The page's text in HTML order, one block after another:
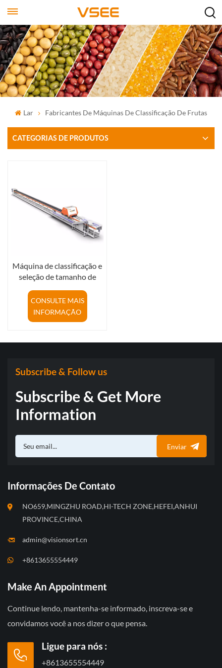
Lar Fabricantes De Máquinas De Classificação De Frutas
CATEGORIAS DE PRODUTOS
Máquina de classificação e
seleção de tamanho de
inteligentes, de alta
precisão, para a indústria
de classificação de frutas.
CONSULTE MAIS
INFORMAÇÃO
Subscribe & Follow us
Subscribe & Get More
Information
Enviar
Informações De Contato
NO659,MINGZHU ROAD,HI-TECH ZONE,HEFEI,ANHUI
PROVINCE,CHINA
admin@visionsort.cn
+8613655554449
Make An Appointment
Continue lendo, mantenha-se informado, inscreva-se e
convidamos você a nos dizer o que pensa.
Ligue para nós :
+8613655554449